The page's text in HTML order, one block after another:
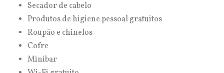
Secador de cabelo
Produtos de higiene pessoal gratuitos
Roupão e chinelos
Cofre
Minibar